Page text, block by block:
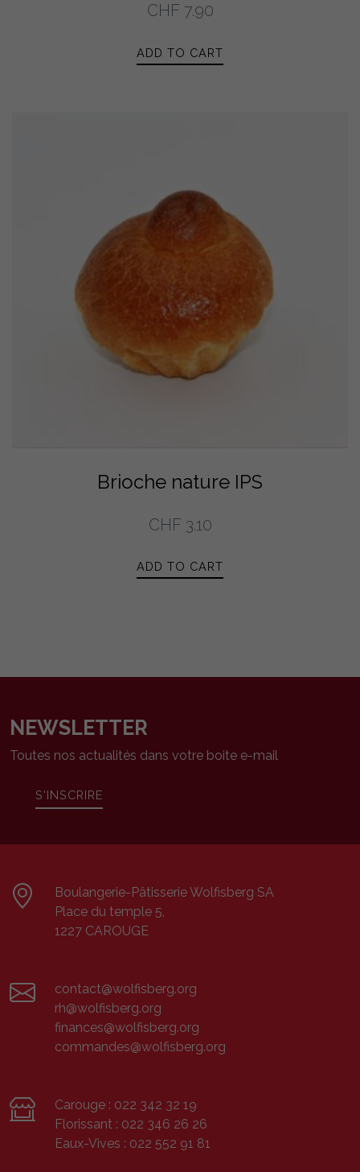
CHF 7.90
ADD TO CART
Brioche nature IPS
CHF 3.10
ADD TO CART
NEWSLETTER
Toutes nos actualités dans votre boite e-mail
S'INSCRIRE
Boulangerie-Pâtisserie Wolfisberg SA
Place du temple 5,
1227 CAROUGE
contact@wolfisberg.org
rh@wolfisberg.org
finances@wolfisberg.org
commandes@wolfisberg.org
Carouge : 022 342 32 19
Florissant : 022 346 26 26
Eaux-Vives : 022 552 91 81